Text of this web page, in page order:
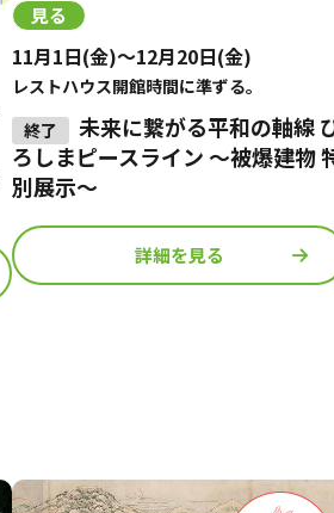
見る
11月1日(金)～12月20日(金)
レストハウス開館時間に準ずる。
未来に繋がる平和の軸線
ろしまピースライン ～被爆建物
別展示～
詳細を見る